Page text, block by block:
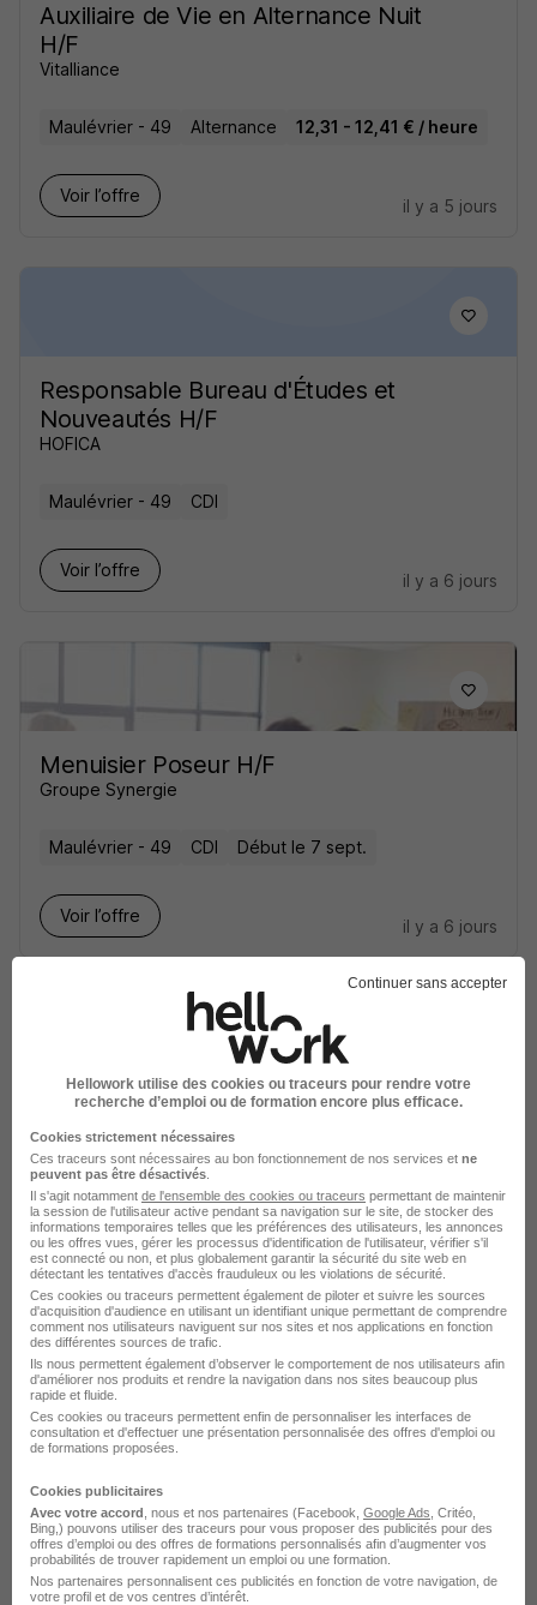
Auxiliaire de Vie en Alternance Nuit
H/F
Vitalliance
Maulévrier - 49 Alternance 12,31 - 12,41 € / heure
Voir l’offre
il y a 5 jours
Responsable Bureau d'Études et
Nouveautés H/F
HOFICA
Maulévrier - 49 CDI
Voir l’offre
il y a 6 jours
Menuisier Poseur H/F
Groupe Synergie
Maulévrier - 49 CDI Début le 7 sept.
Voir l’offre
il y a 6 jours
Boucher Désosseur - Parreur H/F
Servagroupe
Maulévrier - 49 Intérim
12,31 - 13 € / heure
18 mois
Voir l’offre
il y a 7 jours
Tourneur CN - en 2x8 H/F
L'Industrie recrute
Maulévrier - 49 CDI
Continuer sans accepter
Hellowork utilise des cookies ou traceurs pour rendre votre
recherche d’emploi ou de formation encore plus efficace.
Cookies strictement nécessaires
Ces traceurs sont nécessaires au bon fonctionnement de nos services et ne
peuvent pas être désactivés
Il s'agit notamment de l'ensemble des cookies ou traceurs permettant de maintenir
la session de l'utilisateur active pendant sa navigation sur le site, de stocker des
informations temporaires telles que les préférences des utilisateurs, les annonces
ou les offres vues, gérer les processus d'identification de l'utilisateur, vérifier s'il
est connecté ou non, et plus globalement garantir la sécurité du site web en
détectant les tentatives d'accès frauduleux ou les violations de sécurité.
Ces cookies ou traceurs permettent également de piloter et suivre les sources
d'acquisition d'audience en utilisant un identifiant unique permettant de comprendre
comment nos utilisateurs naviguent sur nos sites et nos applications en fonction
des différentes sources de trafic.
Ils nous permettent également d’observer le comportement de nos utilisateurs afin
d'améliorer nos produits et rendre la navigation dans nos sites beaucoup plus
rapide et fluide.
Ces cookies ou traceurs permettent enfin de personnaliser les interfaces de
consultation et d'effectuer une présentation personnalisée des offres d'emploi ou
de formations proposées.
Cookies publicitaires
Avec votre accord , nous et nos partenaires (Facebook, Google Ads , Critéo,
Bing,) pouvons utiliser des traceurs pour vous proposer des publicités pour des
offres d’emploi ou des offres de formations personnalisés afin d’augmenter vos
probabilités de trouver rapidement un emploi ou une formation.
Nos partenaires personnalisent ces publicités en fonction de votre navigation, de
votre profil et de vos centres d’intérêt.